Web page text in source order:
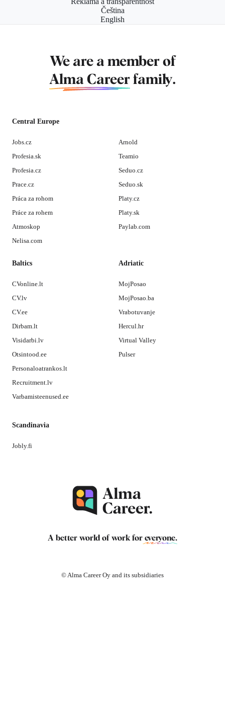
Čeština
English
We are a member of
Alma Career family.
Central Europe
Jobs.cz
Profesia.sk
Profesia.cz
Prace.cz
Práca za rohom
Práce za rohem
Atmoskop
Nelisa.com
Arnold
Teamio
Seduo.cz
Seduo.sk
Platy.cz
Platy.sk
Paylab.com
Baltics
CVonline.lt
CV.lv
CV.ee
Dirbam.lt
Visidarbi.lv
Otsintood.ee
Personaloatrankos.lt
Recruitment.lv
Varbamisteenused.ee
Adriatic
MojPosao
MojPosao.ba
Vrabotuvanje
Hercul.hr
Virtual Valley
Pulser
Scandinavia
Jobly.fi
A better world of work for everyone.
© Alma Career Oy and its subsidiaries